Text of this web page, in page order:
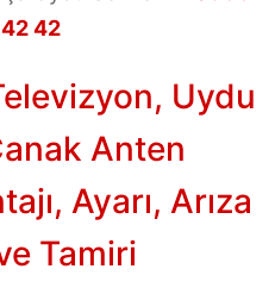
42
Uydu
Anten
Ayarı, Arıza
Tamiri